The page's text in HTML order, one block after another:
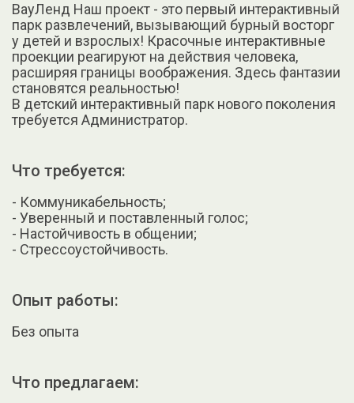
ВауЛенд Наш проект - это первый интерактивный
парк развлечений, вызывающий бурный восторг
у детей и взрослых! Красочные интерактивные
проекции реагируют на действия человека,
расширяя границы воображения. Здесь фантазии
становятся реальностью!
В детский интерактивный парк нового поколения
требуется Администратор.
Что требуется:
- Коммуникабельность;
- Уверенный и поставленный голос;
- Настойчивость в общении;
- Стрессоустойчивость.
Опыт работы:
Без опыта
Что предлагаем: